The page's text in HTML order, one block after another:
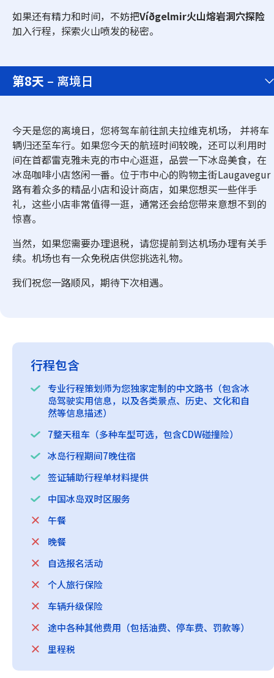
如果还有精力和时间，不妨把Víðgelmir火山熔岩洞穴探险
加入行程，探索火山喷发的秘密。
第8天 – 离境日
今天是您的离境日，您将驾车前往凯夫拉维克机场， 并将车
辆归还至车行。如果您今天的航班时间较晚，还可以利用时
间在首都雷克雅未克的市中心逛逛，品尝一下冰岛美食，在
冰岛咖啡小店悠闲一番。位于市中心的购物主街Laugavegur
路有着众多的精品小店和设计商店，如果您想买一些伴手
礼，这些小店非常值得一逛，通常还会给您带来意想不到的
惊喜。
当然，如果您需要办理退税，请您提前到达机场办理有关手
续。机场也有一众免税店供您挑选礼物。
我们祝您一路顺风，期待下次相遇。
行程包含
专业行程策划师为您独家定制的中文路书（包含冰
岛驾驶实用信息，以及各类景点、历史、文化和自
然等信息描述）
7整天租车（多种车型可选，包含CDW碰撞险）
冰岛行程期间7晚住宿
签证辅助行程单材料提供
中国冰岛双时区服务
午餐
晚餐
自选报名活动
个人旅行保险
车辆升级保险
途中各种其他费用（包括油费、停车费、罚款等）
里程税